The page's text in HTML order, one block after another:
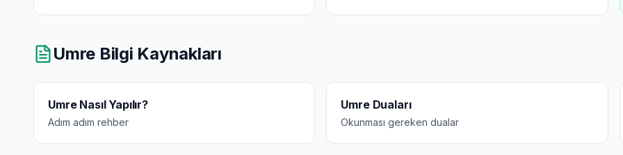
Umre Bilgi Kaynakları
Umre Nasıl Yapılır?
Adım adım rehber
Umre Duaları
Okunması gereken dualar